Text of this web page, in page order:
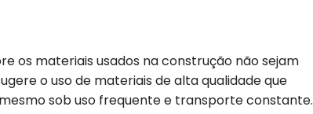
os materiais usados na construção não sejam
o uso de materiais de alta qualidade que
sob uso frequente e transporte constante.